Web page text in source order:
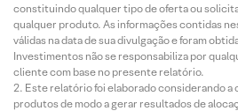
constituindo qualquer tipo de oferta ou
qualquer produto. As informações contidas
válidas na data de sua divulgação e foram
Investimentos não se responsabiliza por
cliente com base no presente relatório.
Este relatório foi elaborado considerando a
produtos de modo a gerar resultados de